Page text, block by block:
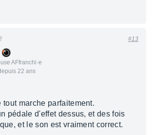
AFfranchi·e
22 ans
#13
tout marche parfaitement.
pédale d'effet dessus, et des fois
et le son est vraiment correct.